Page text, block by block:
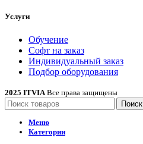
Услуги
Обучение
Софт на заказ
Индивидуальный заказ
Подбор оборудования
2025 ITVIA Все права защищены
Поиск
Меню
Категории